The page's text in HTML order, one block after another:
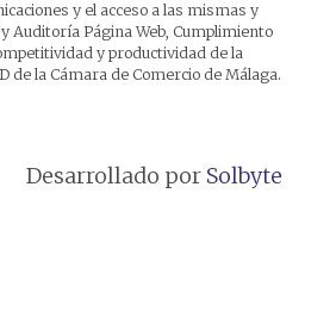
y el acceso a las mismas y
Auditoría Página Web, Cumplimiento
y productividad de la
de la Cámara de Comercio de Málaga.
Desarrollado por Solbyte